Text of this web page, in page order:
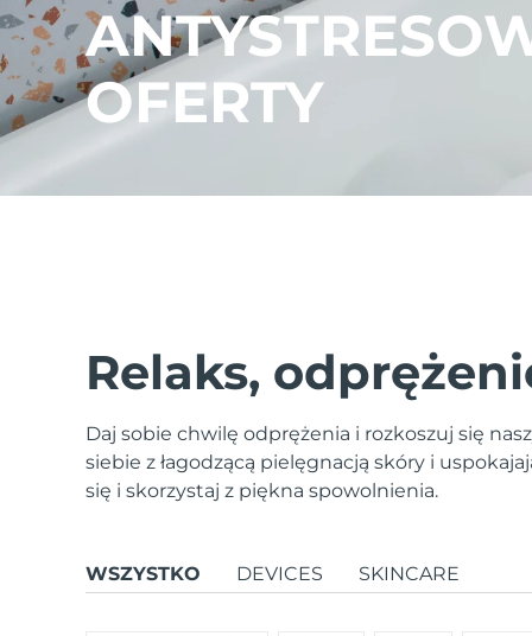
OFERTY
Relaks,
Daj sobie chwilę odprężenia i rozkoszuj się
siebie z łagodzącą pielęgnacją skóry i
się i skorzystaj z piękna spowolnienia.
WSZYSTKO DEVICES SKINCARE
FAQ™ Pure Beauty-Tech Elixir